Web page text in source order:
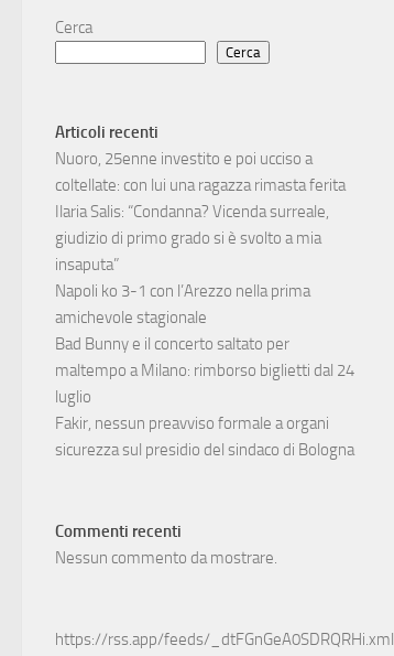
Cerca
Cerca
Articoli recenti
Nuoro, 25enne investito e poi ucciso a
coltellate: con lui una ragazza rimasta ferita
Ilaria Salis: “Condanna? Vicenda surreale,
giudizio di primo grado si è svolto a mia
insaputa”
Napoli ko 3-1 con l’Arezzo nella prima
amichevole stagionale
Bad Bunny e il concerto saltato per
maltempo a Milano: rimborso biglietti dal 24
luglio
Fakir, nessun preavviso formale a organi
sicurezza sul presidio del sindaco di Bologna
Commenti recenti
Nessun commento da mostrare.
https://rss.app/feeds/_dtFGnGeA0SDRQRHi.xml